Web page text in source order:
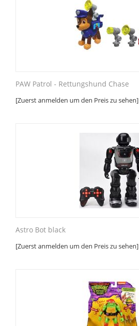
PAW Patrol - Rettungshund Chase
[Zuerst anmelden um den Preis zu sehen]
Astro Bot black
[Zuerst anmelden um den Preis zu sehen]